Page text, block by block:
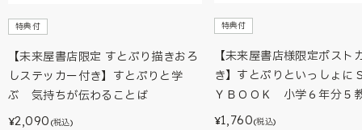
特典付
【未来屋書店限定 すとぷり描きおろ
しステッカー付き】すとぷりと学
ぶ 気持ちが伝わることば
¥2,090 (税込)
特典付
【未来屋書店様限定ポスト
き】すとぷりといっしょに
ＹＢＯＯＫ 小学６年分５
¥1,760(税込)